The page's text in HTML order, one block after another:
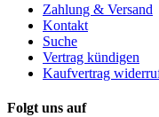
Zahlung & Versand
Kontakt
Suche
Vertrag kündigen
Kaufvertrag
Folgt uns auf